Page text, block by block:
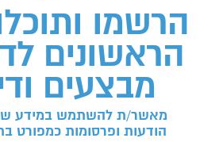
הרשמו
הראשונים
מבצעים
מאשר/ת להשתמש במידע
הודעות ופרסומות כמפורט